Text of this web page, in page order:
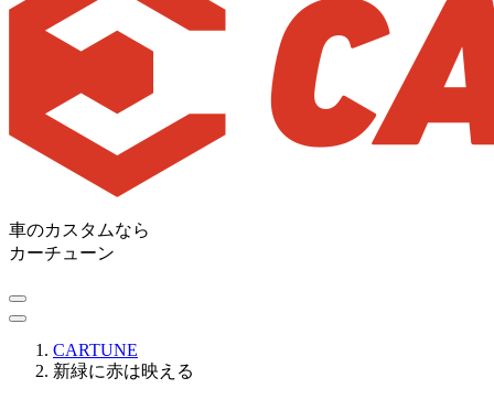
車のカスタムなら
カーチューン
CARTUNE
新緑に赤は映える